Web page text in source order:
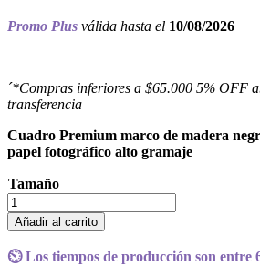
Promo Plus válida hasta el 10/08/2026
´*Compras inferiores a $65.000 5% OFF
transferencia
Cuadro Premium marco de madera
papel fotográfico alto gramaje
Tamaño
Cuadro
Nipsey
Hussle
-
X-
Añadir al carrito
⏲️ Los tiempos de producción son entre